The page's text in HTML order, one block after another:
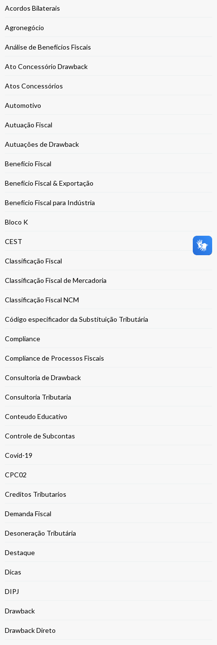
Acordos Bilaterais
Agronegócio
Análise de Benefícios Fiscais
Ato Concessório Drawback
Atos Concessórios
Automotivo
Autuação Fiscal
Autuações de Drawback
Benefício Fiscal
Benefício Fiscal & Exportação
Benefício Fiscal para Indústria
Bloco K
CEST
Classificação Fiscal
Classificação Fiscal de Mercadoria
Classificação Fiscal NCM
Código especificador da Substituição Tributária
Compliance
Compliance de Processos Fiscais
Consultoria de Drawback
Consultoria Tributaria
Conteudo Educativo
Controle de Subcontas
Covid-19
CPC02
Creditos Tributarios
Demanda Fiscal
Desoneração Tributária
Destaque
Dicas
DIPJ
Drawback
Drawback Direto